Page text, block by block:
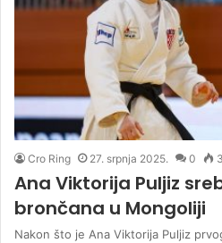
Cro Ring 27. srpnja 2025. 0
Ana Viktorija Puljiz
brončana u Mongoliji
Nakon što je Ana Viktorija Puljiz